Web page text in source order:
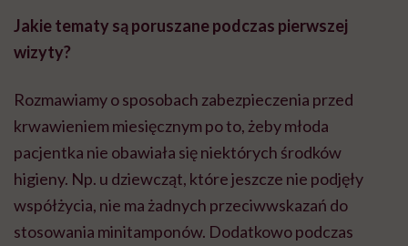
Jakie tematy są poruszane podczas pierwszej
wizyty?
Rozmawiamy o sposobach zabezpieczenia przed
krwawieniem miesięcznym po to, żeby młoda
pacjentka nie obawiała się niektórych środków
higieny. Np. u dziewcząt, które jeszcze nie podjęły
współżycia, nie ma żadnych przeciwwskazań do
stosowania minitamponów. Dodatkowo podczas